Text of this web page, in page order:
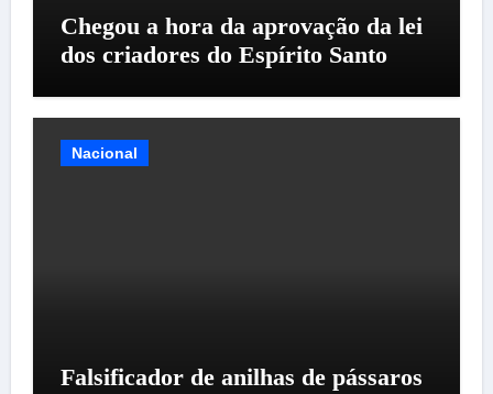
Chegou a hora da aprovação da lei
dos criadores do Espírito Santo
Nacional
Falsificador de anilhas de pássaros